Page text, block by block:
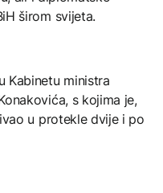
širom svijeta.
Kabinetu ministra
s kojima je,
u protekle dvije i po